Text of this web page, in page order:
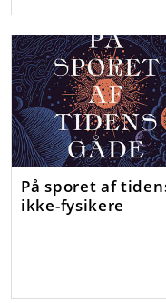
På sporet af
ikke-fysikere